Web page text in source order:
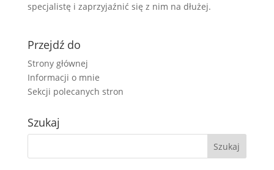
specjalistę i zaprzyjaźnić się z nim na dłużej.
Przejdź do
Strony głównej
Informacji o mnie
Sekcji polecanych stron
Szukaj